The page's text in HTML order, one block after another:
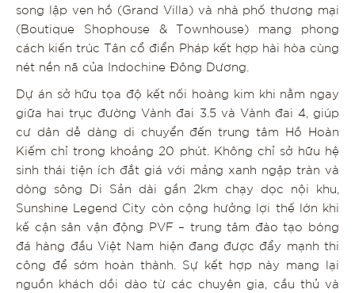
song lập ven hồ (Grand Villa) và nhà phố thương mại
(Boutique Shophouse & Townhouse) mang phong
cách kiến trúc Tân cổ điển Pháp kết hợp hài hòa cùng
nét nền nã của Indochine Đông Dương.
Dự án sở hữu tọa độ kết nối hoàng kim khi nằm ngay
giữa hai trục đường Vành đai 3.5 và Vành đai 4, giúp
cư dân dễ dàng di chuyển đến trung tâm Hồ Hoàn
Kiếm chỉ trong khoảng 20 phút. Không chỉ sở hữu hệ
sinh thái tiện ích đắt giá với mảng xanh ngập tràn và
dòng sông Di Sản dài gần 2km chạy dọc nội khu,
Sunshine Legend City còn cộng hưởng lợi thế lớn khi
kế cận sân vận động PVF – trung tâm đào tạo bóng
đá hàng đầu Việt Nam hiện đang được đẩy mạnh thi
công để sớm hoàn thành. Sự kết hợp này mang lại
nguồn khách dồi dào từ các chuyên gia, cầu thủ và